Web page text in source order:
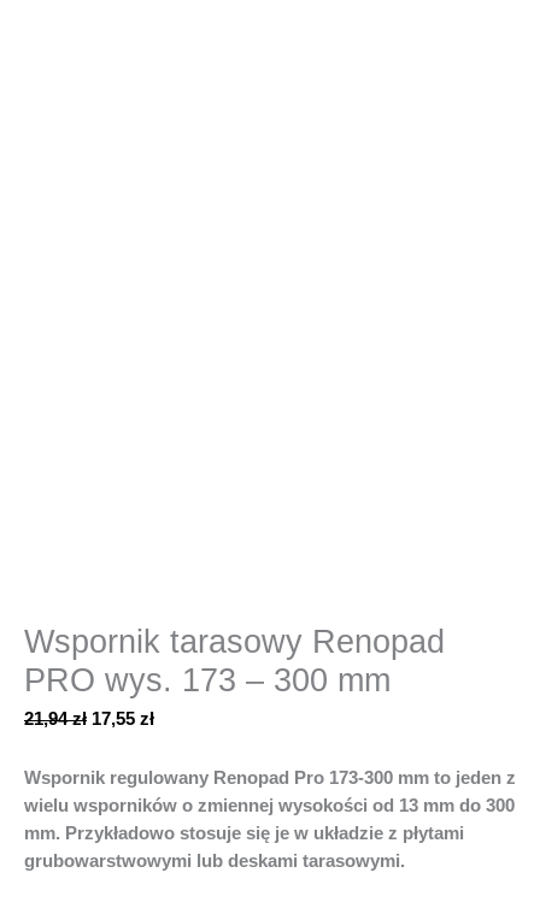
Wspornik tarasowy Renopad
PRO wys. 173 – 300 mm
21,94zł 17,55 zł
Wspornik regulowany Renopad Pro 173-300 mm to jeden z
wielu wsporników o zmiennej wysokości od 13 mm do 300
mm. Przykładowo stosuje się je w układzie z płytami
grubowarstwowymi lub deskami tarasowymi.